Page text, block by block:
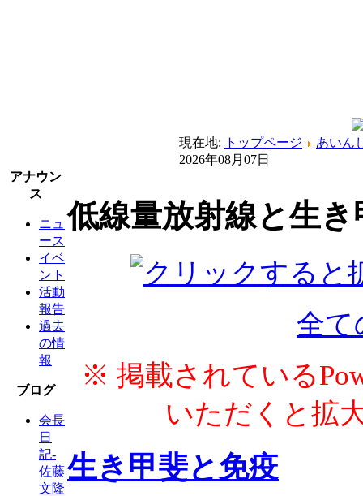
現在地: トップページ
あいん
2026年08月07日
アナウン
ス
ニュ
ース
イベ
ント
活動
報告
過去
の情
報
ブログ
会長
日
記-
佐藤
文隆
低線量放射線と生き
全て
※ 掲載されている
いただくと拡
生き甲斐と免疫